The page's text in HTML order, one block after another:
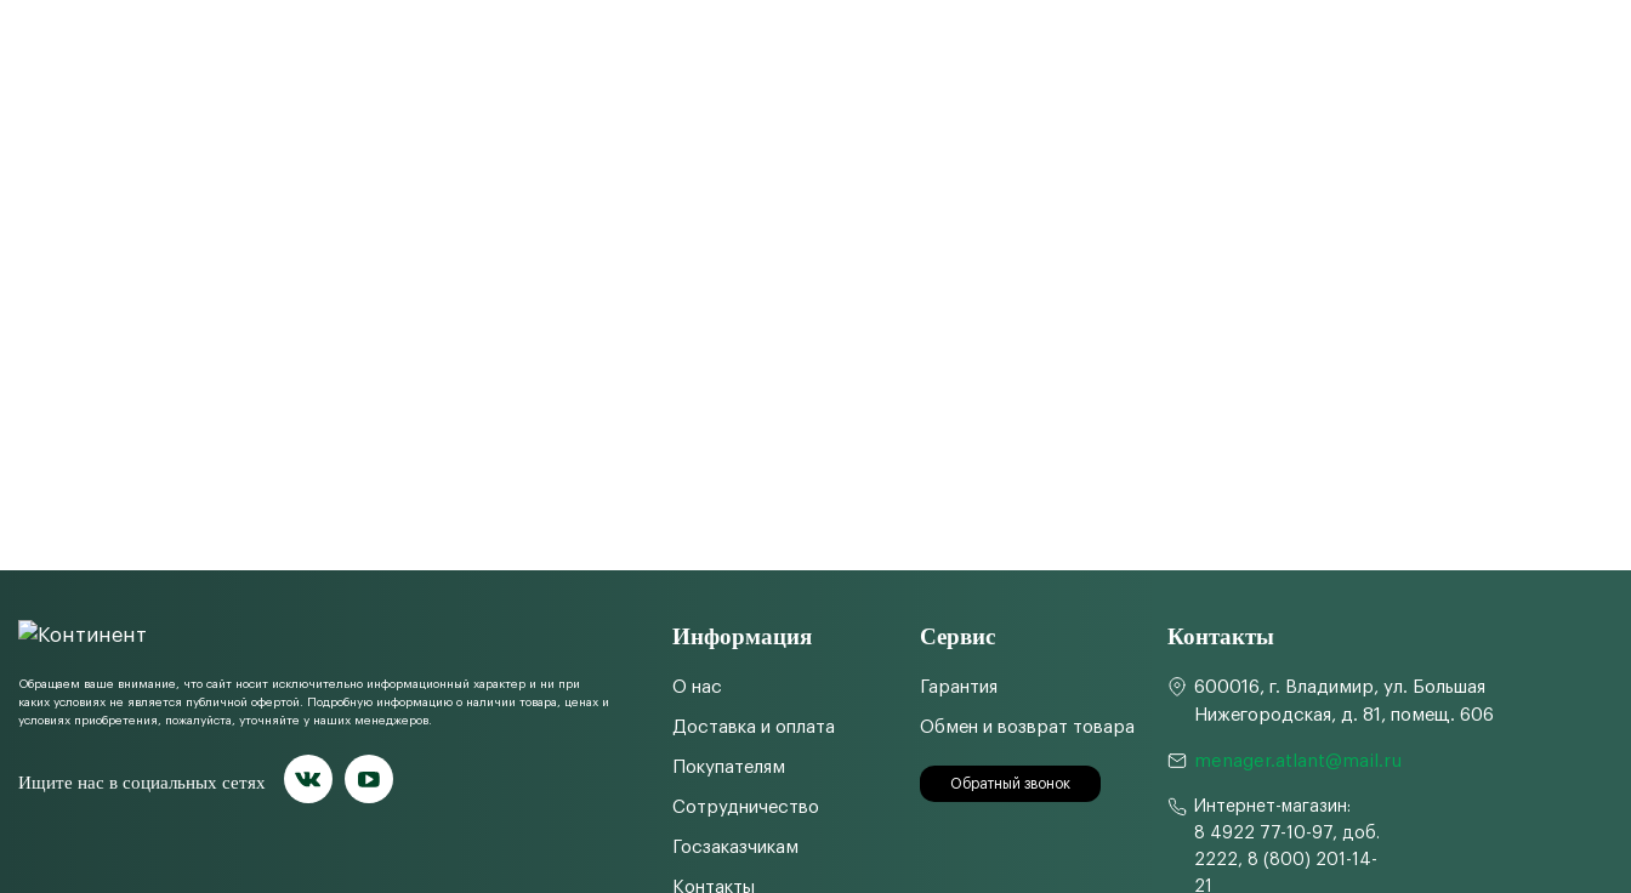
Обращаем ваше внимание, что сайт носит исключительно информационный характер и ни при
каких условиях не является публичной офертой. Подробную информацию о наличии товара, ценах и
условиях приобретения, пожалуйста, уточняйте у наших менеджеров.
Ищите нас в социальных сетях
Информация
О нас
Доставка и оплата
Покупателям
Сотрудничество
Госзаказчикам
Контакты
Сервис
Гарантия
Обмен и возврат товара
Обратный звонок
Контакты
600016, г. Владимир, ул. Большая
Нижегородская, д. 81, помещ. 606
menager.atlant@mail.ru
Интернет-магазин:
8 4922 77-10-97, доб.
2222, 8 (800) 201-14-
21